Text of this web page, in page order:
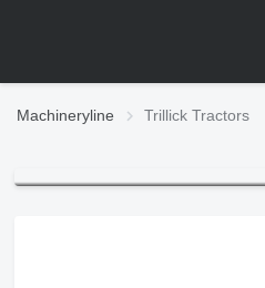
Machineryline Trillick Tractors